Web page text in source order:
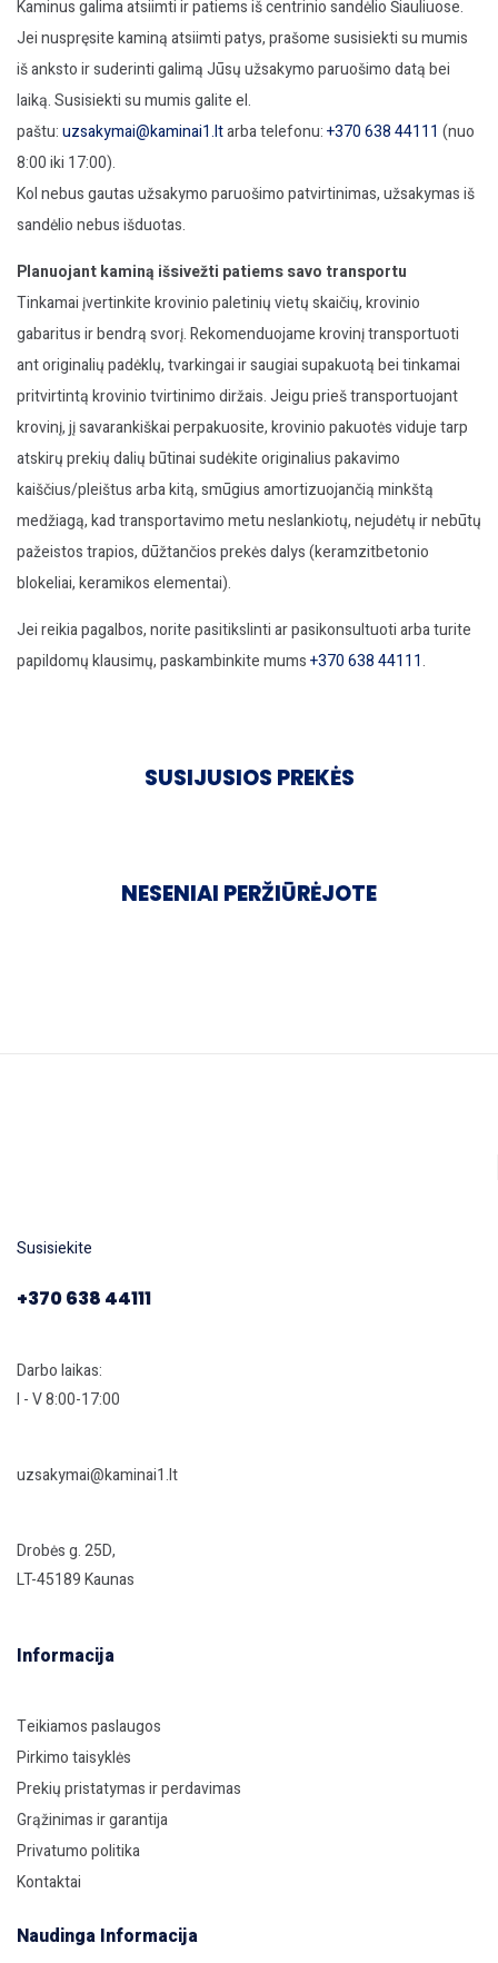
Kaminus galima atsiimti ir patiems iš centrinio sandėlio Šiauliuose.
Jei nuspręsite kaminą atsiimti patys, prašome susisiekti su mumis
iš anksto ir suderinti galimą Jūsų užsakymo paruošimo datą bei
laiką. Susisiekti su mumis galite el.
paštu:uzsakymai@kaminai1.ltarba telefonu:+370 638 44111 (nuo
8:00 iki 17:00).
Kol nebus gautas užsakymo paruošimo patvirtinimas, užsakymas iš
sandėlio nebus išduotas.
Planuojant kaminą išsivežti patiems savo transportu
Tinkamai įvertinkite krovinio paletinių vietų skaičių, krovinio
gabaritus ir bendrą svorį. Rekomenduojame krovinį transportuoti
ant originalių padėklų, tvarkingai ir saugiai supakuotą bei tinkamai
pritvirtintą krovinio tvirtinimo diržais. Jeigu prieš transportuojant
krovinį, jį savarankiškai perpakuosite, krovinio pakuotės viduje tarp
atskirų prekių dalių būtinai sudėkite originalius pakavimo
kaiščius/pleištus arba kitą, smūgius amortizuojančią minkštą
medžiagą, kad transportavimo metu neslankiotų, nejudėtų ir nebūtų
pažeistos trapios, dūžtančios prekės dalys (keramzitbetonio
blokeliai, keramikos elementai).
Jei reikia pagalbos, norite pasitikslinti ar pasikonsultuoti arba turite
papildomų klausimų, paskambinkite mums+370 638 44111.
SUSIJUSIOS PREKĖS
NESENIAI PERŽIŪRĖJOTE
Susisiekite
+370 638 44111
Darbo laikas:
I - V 8:00-17:00
uzsakymai@kaminai1.lt
Drobės g. 25D,
LT-45189 Kaunas
Informacija
Teikiamos paslaugos
Pirkimo taisyklės
Prekių pristatymas ir perdavimas
Grąžinimas ir garantija
Privatumo politika
Kontaktai
Naudinga Informacija